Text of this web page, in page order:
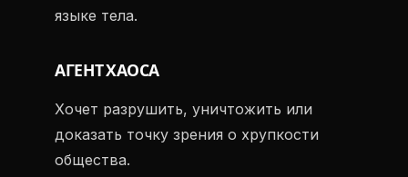
языке тела.
АГЕНТ ХАОСА
Хочет разрушить, уничтожить или
доказать точку зрения о хрупкости
общества.